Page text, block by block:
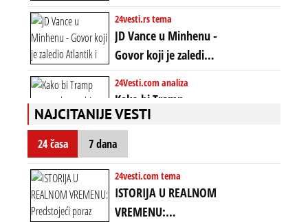
Ratni gospodari
plaču za starim
poretkom... Bez
ikakve realpolitike u
njima, oni su sada
nebitni kao Zelenski
24vesti.rs tema
JD Vance u Minhenu -
Govor koji je zaledio
Atlantik i duboko
šokirao Evropu (ceo
transkript)
24Vesti.com analiza
Kako bi Tramp
mogao da ugrabi
TREĆI MANDAT -
uprkos 22.
amandmanu
NAJCITANIJE VESTI
24 časa 7 dana
24vesti.com tema
ISTORIJA U REALNOM
VREMENU: